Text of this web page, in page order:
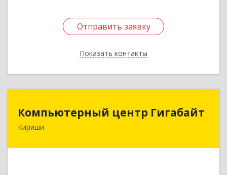
Отправить заявку
Показать контакты
Отправить заявку
Назад
Компьютерный центр Гигабайт
Кириши
Компьютерный центр Гигабайт